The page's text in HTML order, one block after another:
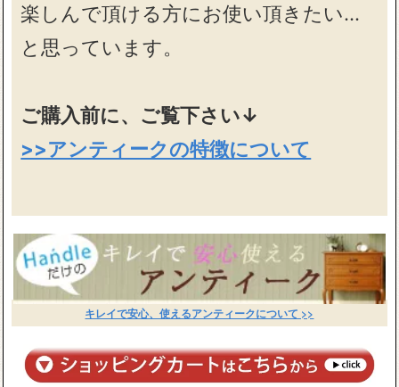
楽しんで頂ける方にお使い頂きたい…
と思っています。
ご購入前に、ご覧下さい↓
>>アンティークの特徴について
キレイで安心、使えるアンティークについて >>